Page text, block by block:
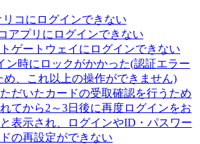
リコにログインできない
アプリにログインできない
ゲートウェイにログインできない
ン時にロックがかかった(認証エラー
め、これ以上の操作ができません)
ただいたカードの受取確認を行うため
てから2～3日後に再度ログインをお
表示され、ログインやID・パスワー
ドの再設定ができない